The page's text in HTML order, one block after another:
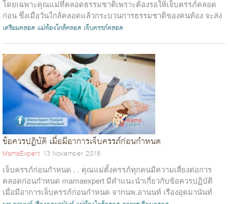
โดยเฉพาะคุณแม่ที่คลอดธรรมชาติเพราะต้องรอให้เจ็บครรภ์คลอด
ก่อน ซึ่งเมื่อวันใกล้คลอดแล้วกระบวนการธรรมชาติของคนท้อง จะส่ง
สัญญาณด้วย 5 อาก...
เตรียมคลอด แม่ท้องใกล้คลอด เจ็บครรภ์คลอด
ข้อควรปฏิบัติ เมื่อมีอาการเจ็บครรภ์ก่อนกำหนด
MamaExpert 13 November 2016
เจ็บครรภ์ก่อนกำหนด . . คุณแม่ตั้งครรภ์ทุกคนมีความเสี่ยงต่อการ
คลอดก่อนกำหนด mamaexpert มีคำแนะนำเกี่ยวกับข้อควรปฏิบัติ
เมื่อมีอาการเจ็บครรภ์ก่อนกำหนด จากนพ.อานนท์ เรืองอุตมานันท์